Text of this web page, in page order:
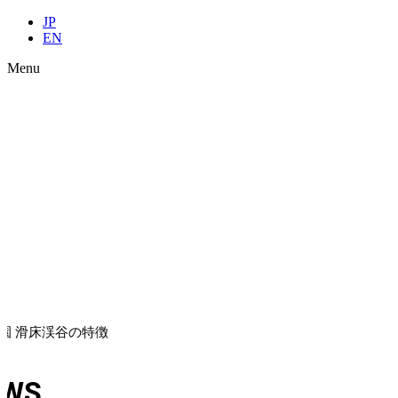
JP
EN
Menu
滑床渓谷の特徴